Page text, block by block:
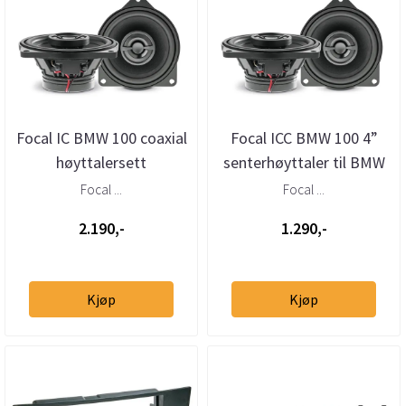
Focal IC BMW 100 coaxial
høyttalersett
Focal ...
2.190,-
Kjøp
Focal ICC BMW 100 4”
senterhøyttaler til BMW
Focal ...
1.290,-
Kjøp